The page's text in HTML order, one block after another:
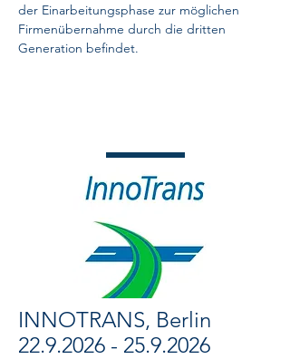
der Einarbeitungsphase zur möglichen
Firmenübernahme durch die dritten
Generation befindet.
INNOTRANS, Berlin
22.9.2026 - 25.9.2026